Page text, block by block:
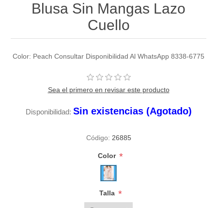
Blusa Sin Mangas Lazo
Cuello
Color: Peach Consultar Disponibilidad Al WhatsApp 8338-6775
Sea el primero en revisar este producto
Disponibilidad: Sin existencias (Agotado)
Código: 26885
Color *
Talla *